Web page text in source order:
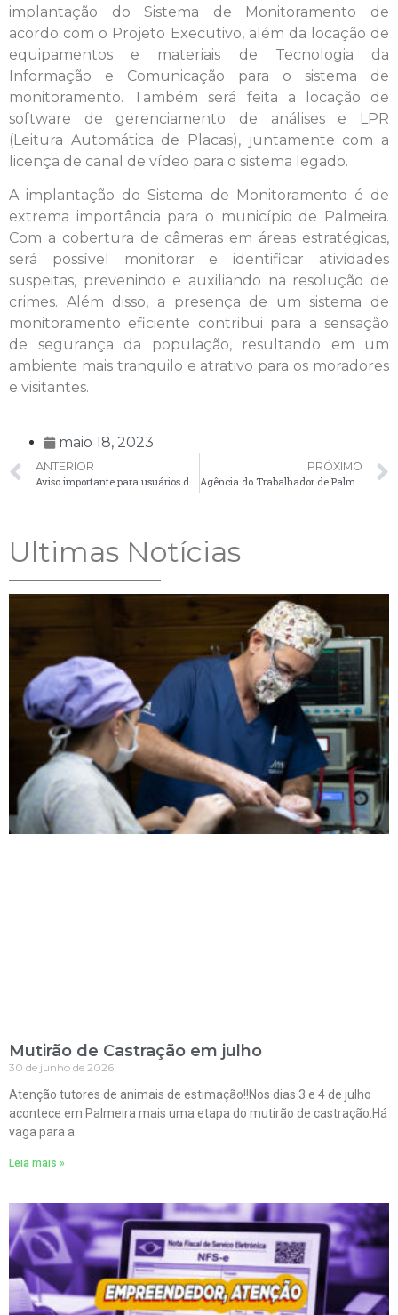
implantação do Sistema de Monitoramento de
acordo com o Projeto Executivo, além da locação de
equipamentos e materiais de Tecnologia da
Informação e Comunicação para o sistema de
monitoramento. Também será feita a locação de
software de gerenciamento de análises e LPR
(Leitura Automática de Placas), juntamente com a
licença de canal de vídeo para o sistema legado.
A implantação do Sistema de Monitoramento é de
extrema importância para o município de Palmeira.
Com a cobertura de câmeras em áreas estratégicas,
será possível monitorar e identificar atividades
suspeitas, prevenindo e auxiliando na resolução de
crimes. Além disso, a presença de um sistema de
monitoramento eficiente contribui para a sensação
de segurança da população, resultando em um
ambiente mais tranquilo e atrativo para os moradores
e visitantes.
maio 18, 2023
ANTERIOR
Aviso importante para usuários do CRAS
PRÓXIMO
Agência do Trabalhador de Palmeira oferece 30 vagas para Motoristas Carreteiros
Ultimas Notícias
Mutirão de Castração em julho
30 de junho de 2026
Atenção tutores de animais de estimação!!Nos dias 3 e 4 de julho
acontece em Palmeira mais uma etapa do mutirão de castração.Há
vaga para a
Leia mais »